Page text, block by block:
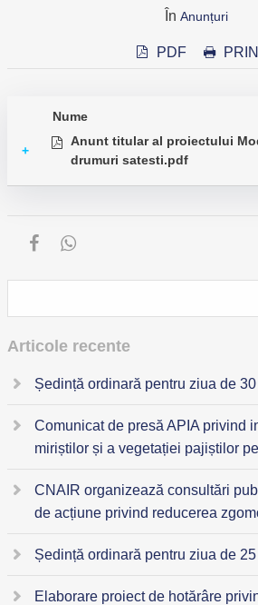
În Anunțuri
PDF
Nume
+
Anunt titular al proiectului
drumuri satesti.pdf
Articole recente
Ședință ordinară pentru ziua de
Comunicat de presă APIA privind
miriștilor și a vegetației pajiștilor
CNAIR organizează consultări
de acțiune privind reducerea
Ședință ordinară pentru ziua de
Elaborare proiect de hotărâre